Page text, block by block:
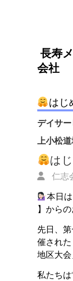
長寿
会社
はじ
デイサ
上小松
は
仁志
本日
】から
先日、
催され
地区大
私たちは